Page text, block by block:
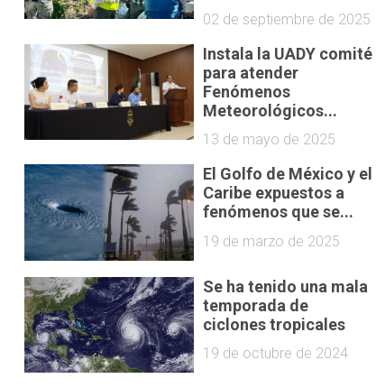
02 de septiembre de 2025
Instala la UADY comité
para atender
Fenómenos
Meteorológicos...
13 de mayo de 2025
El Golfo de México y el
Caribe expuestos a
fenómenos que se...
19 de marzo de 2025
Se ha tenido una mala
temporada de
ciclones tropicales
19 de octubre de 2024